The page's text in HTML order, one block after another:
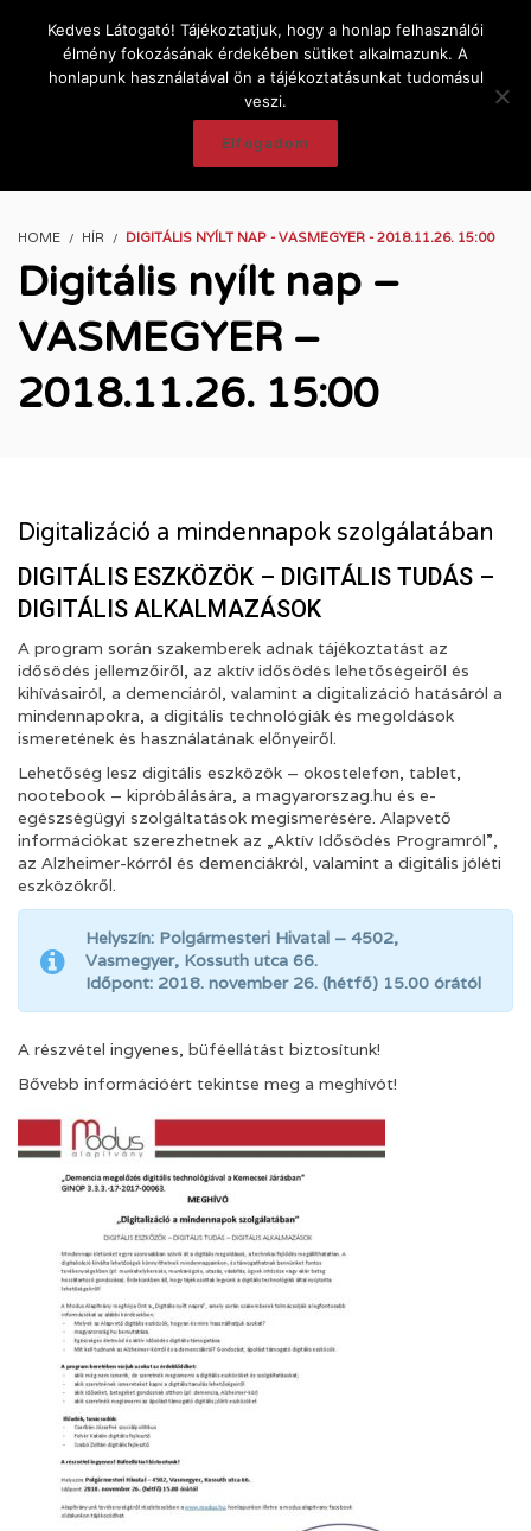
HOME HÍR DIGITÁLIS NYÍLT NAP - VASMEGYER - 2018.11.26. 15:00
Digitális nyílt nap –
VASMEGYER –
2018.11.26. 15:00
Digitalizáció a mindennapok szolgálatában
DIGITÁLIS ESZKÖZÖK – DIGITÁLIS TUDÁS –
DIGITÁLIS ALKALMAZÁSOK
A program során szakemberek adnak tájékoztatást az
idősödés jellemzőiről, az aktív idősödés lehetőségeiről és
kihívásairól, a demenciáról, valamint a digitalizáció hatásáról a
mindennapokra, a digitális technológiák és megoldások
ismeretének és használatának előnyeiről.
Lehetőség lesz digitális eszközök – okostelefon, tablet,
nootebook – kipróbálására, a magyarorszag.hu és e-
egészségügyi szolgáltatások megismerésére. Alapvető
információkat szerezhetnek az „Aktív Idősödés Programról”,
az Alzheimer-kórról és demenciákról, valamint a digitális jóléti
eszközökről.
Helyszín: Polgármesteri Hivatal – 4502,
Vasmegyer, Kossuth utca 66.
Időpont: 2018. november 26. (hétfő) 15.00 órától
A részvétel ingyenes, büféellátást biztosítunk!
Bővebb információért tekintse meg a meghívót!
Kedves Látogató! Tájékoztatjuk, hogy a honlap felhasználói
élmény fokozásának érdekében sütiket alkalmazunk. A
honlapunk használatával ön a tájékoztatásunkat tudomásul
veszi.
Elfogadom